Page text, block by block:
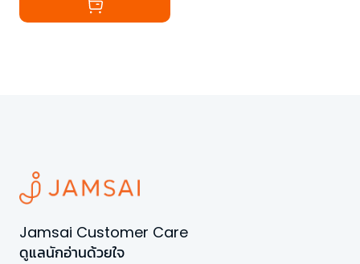
Jamsai Customer Care
ดูแลนักอ่านด้วยใจ